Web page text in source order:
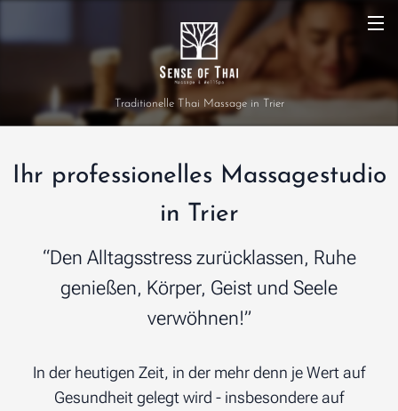
Traditionelle Thai Massage in Trier
Ihr professionelles Massagestudio
in Trier
“Den Alltagsstress zurücklassen, Ruhe
genießen, Körper, Geist und Seele
verwöhnen!”
In der heutigen Zeit, in der mehr denn je Wert auf
Gesundheit gelegt wird - insbesondere auf